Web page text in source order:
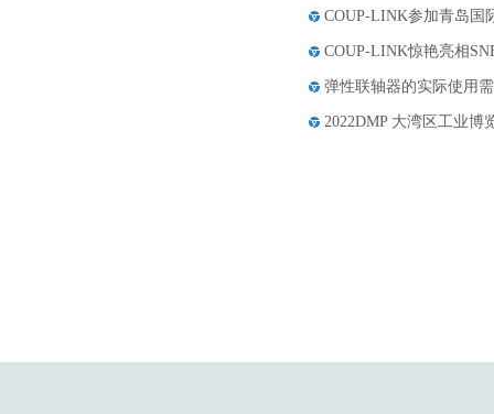
COUP-LINK参加青岛国
COUP-LINK惊艳亮相
弹性联轴器的实际使用
2022DMP 大湾区工业博